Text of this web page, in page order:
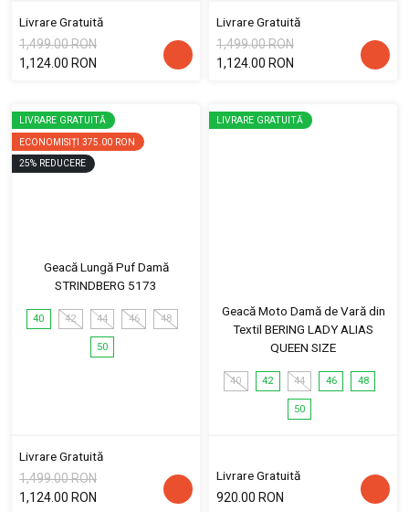
Livrare Gratuită
1,499.00 RON
1,124.00 RON
Livrare Gratuită
1,499.00 RON
1,124.00 RON
LIVRARE GRATUITĂ
ECONOMISIȚI 375.00 RON
25% REDUCERE
Geacă Lungă Puf Damă
STRINDBERG 5173
40 42 44 46 48
50
Livrare Gratuită
1,499.00 RON
1,124.00 RON
LIVRARE GRATUITĂ
Geacă Moto Damă de Vară din
Textil BERING LADY ALIAS
QUEEN SIZE
40 42 44 46 48
50
Livrare Gratuită
920.00 RON